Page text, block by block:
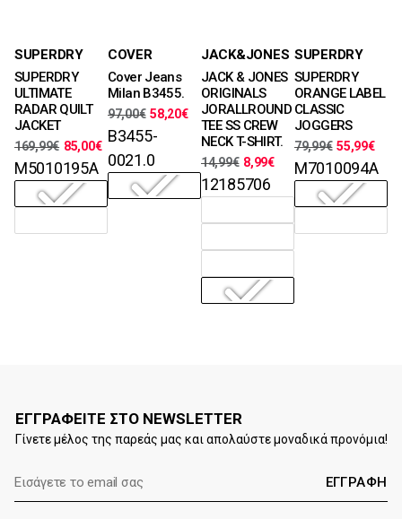
Μεγέθη
Χρώματα
SUPERDRY
SUPERDRY
ULTIMATE
RADAR QUILT
JACKET
169,99€ 85,00€
M5010195A
Μεγέθη
Χρώματα
COVER
Cover Jeans
Milan B3455.
97,00€ 58,20€
B3455-
0021.0
Μεγέθη
XXL
Χρώματα
JACK&JONES
JACK & JONES
ORIGINALS
JORALLROUND
TEE SS CREW
NECK T-SHIRT.
14,99€ 8,99€
12185706
Μεγέθη
Χρώματα
SUPERDRY
SUPERDRY
ORANGE LABEL
CLASSIC
JOGGERS
79,99€ 55,99€
M7010094A
E-
mail:
ΕΓΓΡΑΦΕΙΤΕ ΣΤΟ NEWSLETTER
Γίνετε μέλος της παρεάς μας και απολαύστε μοναδικά προνόμια!